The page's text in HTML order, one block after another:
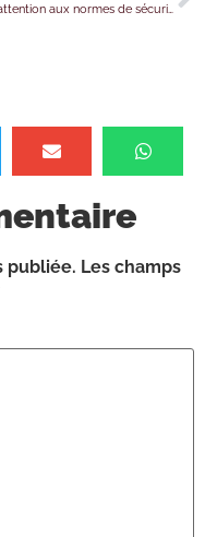
Gîtes : attention aux normes de sécurité
publiée. Les champs